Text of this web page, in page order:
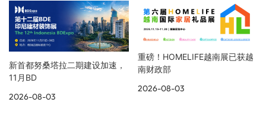
新首都努桑塔拉二期建设加速，
11月BD
2026-08-03
重磅！HOMELIFE越南展已获越
南财政部
2026-08-03